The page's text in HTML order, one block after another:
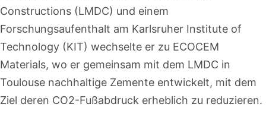
Constructions (LMDC) und einem
Forschungsaufenthalt am Karlsruher Institute of
Technology (KIT) wechselte er zu ECOCEM
Materials, wo er gemeinsam mit dem LMDC in
Toulouse nachhaltige Zemente entwickelt, mit dem
Ziel deren CO2-Fußabdruck erheblich zu reduzieren.